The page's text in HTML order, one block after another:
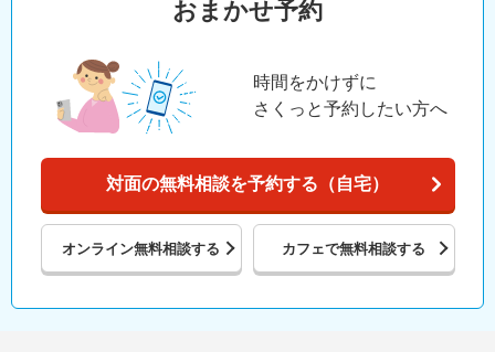
おまかせ予約
時間をかけずに
さくっと予約したい方へ
対面の無料相談を予約する（自宅）
オンライン無料相談する カフェで無料相談する